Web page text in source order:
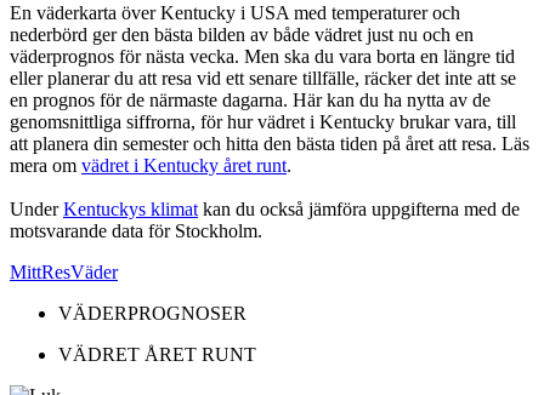
En väderkarta över Kentucky i USA med temperaturer och
nederbörd ger den bästa bilden av både vädret just nu och en
väderprognos för nästa vecka. Men ska du vara borta en längre tid
eller planerar du att resa vid ett senare tillfälle, räcker det inte att se
en prognos för de närmaste dagarna. Här kan du ha nytta av de
genomsnittliga siffrorna, för hur vädret i Kentucky brukar vara, till
att planera din semester och hitta den bästa tiden på året att resa. Läs
mera om vädret i Kentucky året runt.
UnderKentuckys klimat kan du också jämföra uppgifterna med de
motsvarande data för Stockholm.
MittResVäder
VÄDERPROGNOSER
VÄDRET ÅRET RUNT